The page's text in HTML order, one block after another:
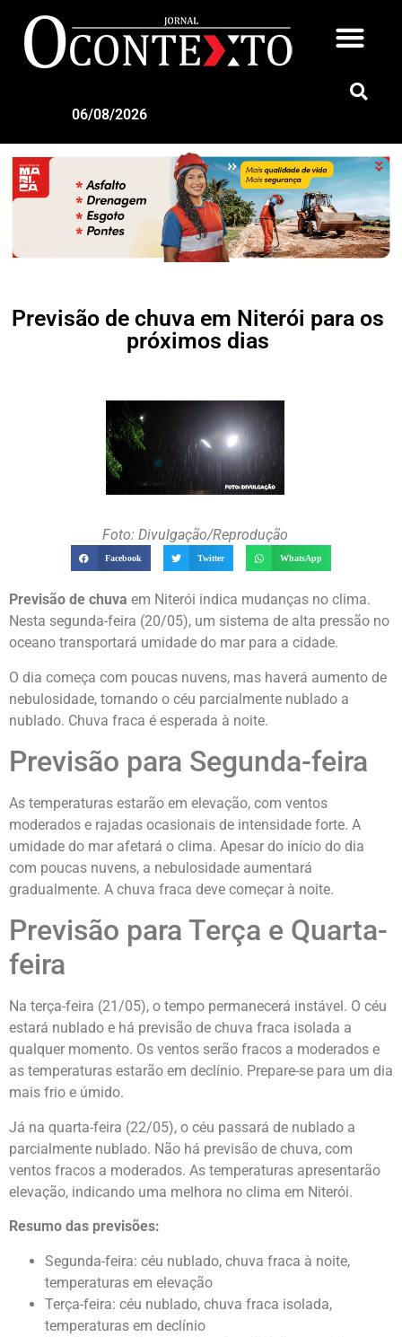
06/08/2026
Previsão de chuva em Niterói para os
próximos dias
Foto: Divulgação/Reprodução
Facebook Twitter WhatsApp
Previsão de chuva em Niterói indica mudanças no clima.
Nesta segunda-feira (20/05), um sistema de alta pressão no
oceano transportará umidade do mar para a cidade.
O dia começa com poucas nuvens, mas haverá aumento de
nebulosidade, tornando o céu parcialmente nublado a
nublado. Chuva fraca é esperada à noite.
Previsão para Segunda-feira
As temperaturas estarão em elevação, com ventos
moderados e rajadas ocasionais de intensidade forte. A
umidade do mar afetará o clima. Apesar do início do dia
com poucas nuvens, a nebulosidade aumentará
gradualmente. A chuva fraca deve começar à noite.
Previsão para Terça e Quarta-
feira
Na terça-feira (21/05), o tempo permanecerá instável. O céu
estará nublado e há previsão de chuva fraca isolada a
qualquer momento. Os ventos serão fracos a moderados e
as temperaturas estarão em declínio. Prepare-se para um dia
mais frio e úmido.
Já na quarta-feira (22/05), o céu passará de nublado a
parcialmente nublado. Não há previsão de chuva, com
ventos fracos a moderados. As temperaturas apresentarão
elevação, indicando uma melhora no clima em Niterói.
Resumo das previsões:
Segunda-feira: céu nublado, chuva fraca à noite,
temperaturas em elevação
Terça-feira: céu nublado, chuva fraca isolada,
temperaturas em declínio